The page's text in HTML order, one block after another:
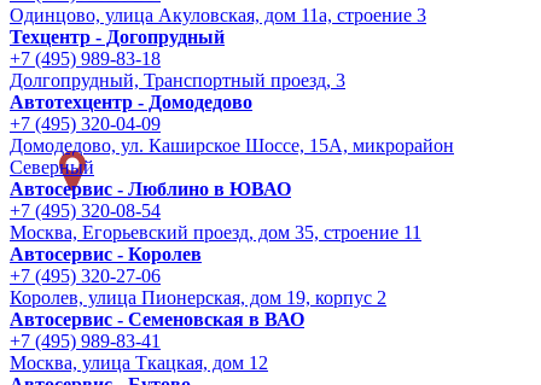
Одинцово, улица Акуловская, дом 11а, строение 3
Техцентр - Догопрудный
+7 (495) 989-83-18
Долгопрудный, Транспортный проезд, 3
Автотехцентр - Домодедово
+7 (495) 320-04-09
Домодедово, ул. Каширское Шоссе, 15А, микрорайон
Северный
Автосервис - Люблино в ЮВАО
+7 (495) 320-08-54
Москва, Егорьевский проезд, дом 35, строение 11
Автосервис - Королев
+7 (495) 320-27-06
Королев, улица Пионерская, дом 19, корпус 2
Автосервис - Семеновская в ВАО
+7 (495) 989-83-41
Москва, улица Ткацкая, дом 12